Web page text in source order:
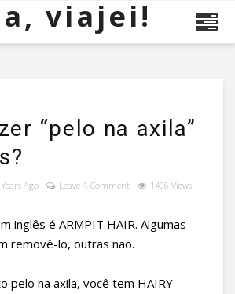
viajei!
“pelo na axila”
Years Ago Leave A Comment 1496 Views
inglês é ARMPIT HAIR. Algumas
removê-lo, outras não.
pelo na axila, você tem HAIRY